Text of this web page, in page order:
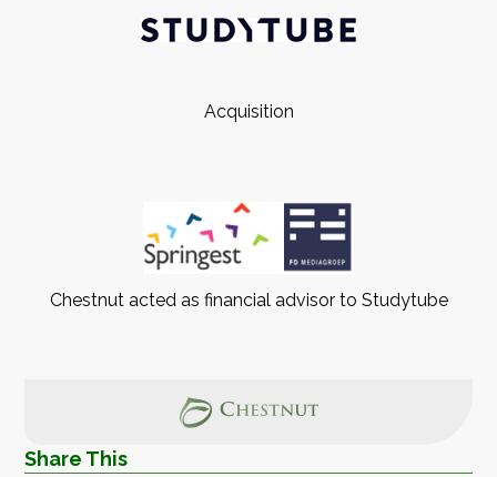
Acquisition
Chestnut acted as financial advisor to Studytube
Share This